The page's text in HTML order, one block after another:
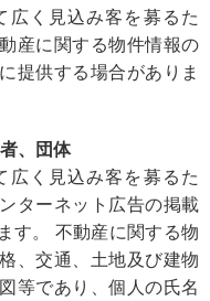
広く見込み客を募るた
産に関する物件情報の
提供する場合がありま
、団体
広く見込み客を募るた
ターネット広告の掲載
す。 不動産に関する物
、交通、土地及び建物
等であり、個人の氏名